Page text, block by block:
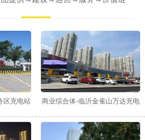
区充电站
商业综合体-临沂金雀山万达充电